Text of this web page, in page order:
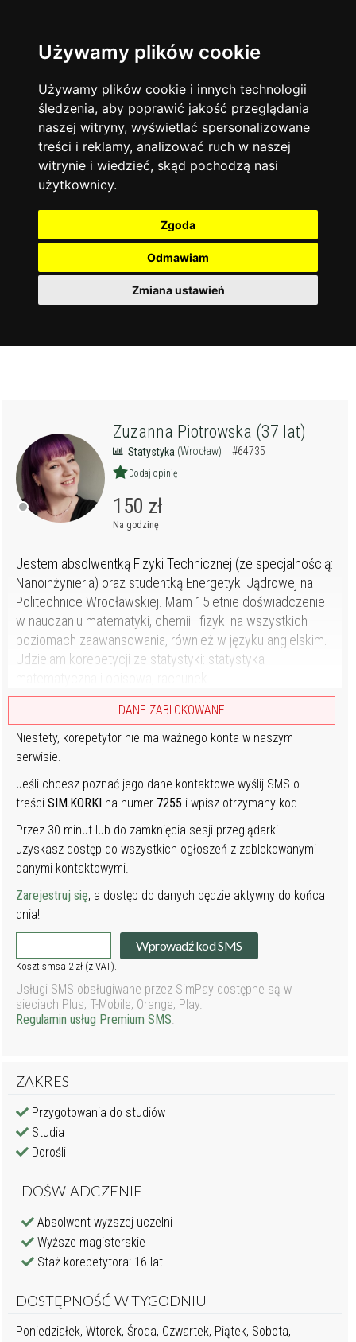
Używamy plików cookie
Używamy plików cookie i innych technologii
śledzenia, aby poprawić jakość przeglądania
naszej witryny, wyświetlać spersonalizowane
treści i reklamy, analizować ruch w naszej
witrynie i wiedzieć, skąd pochodzą nasi
użytkownicy.
Zgoda
Odmawiam
Zmiana ustawień
Język angielski 13744
Matematyka 12928
Chemia 4886
Język niemiecki 4307
Język polski 3426
Fizyka
Język francuski
Warszawa
Korepetycje
Online
14838
Kraków 7753
Wrocław
Łódź 3513
Gdańsk 2075
Zuzanna Piotrowska (37 lat)
Statystyka (Wrocław) #64735
Dodaj opinię
150 zł
Na godzinę
Jestem absolwentką Fizyki Technicznej (ze specjalnością:
Nanoinżynieria) oraz studentką Energetyki Jądrowej na
Politechnice Wrocławskiej. Mam 15letnie doświadczenie
w nauczaniu matematyki, chemii i fizyki na wszystkich
poziomach zaawansowania, również w języku angielskim.
Udzielam korepetycji ze statystyki: statystyka
DANE ZABLOKOWANE
Niestety, korepetytor nie ma ważnego konta w naszym
serwisie.
Jeśli chcesz poznać jego dane kontaktowe wyślij SMS o
treściSIM.KORKI na numer 7255 i wpisz otrzymany kod.
Przez 30 minut lub do zamknięcia sesji przeglądarki
uzyskasz dostęp do wszystkich ogłoszeń z zablokowanymi
danymi kontaktowymi.
Zarejestruj się, a dostęp do danych będzie aktywny do końca
dnia!
Wprowadź kod SMS
Koszt smsa 2 zł (z VAT).
Usługi SMS obsługiwane przez SimPay dostępne są w
sieciach Plus, T-Mobile, Orange, Play.
Regulamin usług Premium SMS.
ZAKRES
Przygotowania do studiów
Studia
Dorośli
DOŚWIADCZENIE
Absolwent wyższej uczelni
Wyższe magisterskie
Staż korepetytora: 16 lat
DOSTĘPNOŚĆ W TYGODNIU
Poniedziałek, Wtorek, Środa, Czwartek, Piątek, Sobota,